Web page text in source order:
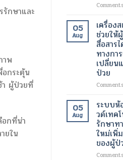
รักษาและ
าพ
กระตุ้น
า ผู้ป่วยที่
อกที่น่า
ยใน
05
Aug
เครื่อง
ช่วยให้
สื่อสาร
ทางกา
เปลี่ยน
ป่วย
05
Aug
ระบบห้
วด์เทค
รักษาท
ใหม่เพิ่
ของผู้ป่